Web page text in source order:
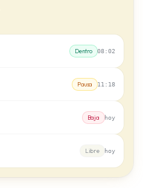
Dentro 08:02
Pausa 11:18
Baja hoy
Libre hoy